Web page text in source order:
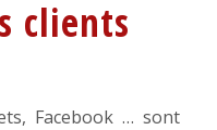
clients
Facebook … sont